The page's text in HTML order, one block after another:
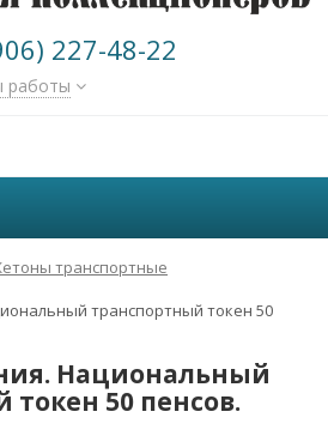
227-48-22
работы
транспортные
транспортный токен 50
Национальный
50 пенсов.